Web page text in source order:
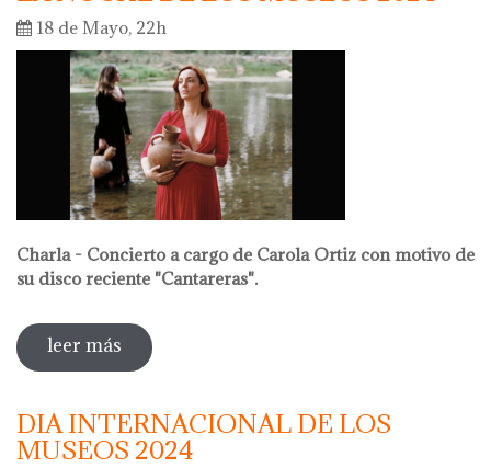
18 de Mayo, 22h
Charla - Concierto a cargo de Carola Ortiz con motivo de
su disco reciente "Cantareras".
leer más sobre la noche de los museos 2024
DIA INTERNACIONAL DE LOS
MUSEOS 2024